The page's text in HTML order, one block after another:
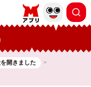
開きました